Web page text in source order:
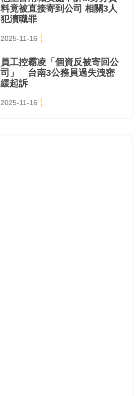
料竟被直接寄到公司 相關3人
犯瀆職罪
2025-11-16
員工控霸凌「個資反被寄回公
司」 台南3公務員過失洩密
緩起訴
2025-11-16